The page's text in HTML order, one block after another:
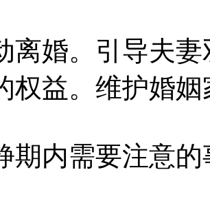
离婚。引导夫
权益。维护婚
期内需要注意的